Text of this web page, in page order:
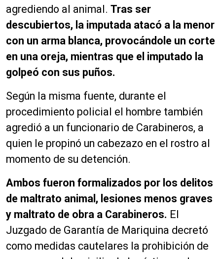
agrediendo al animal. Tras ser
descubiertos, la imputada atacó a la menor
con un arma blanca, provocándole un corte
en una oreja, mientras que el imputado la
golpeó con sus puños.
Según la misma fuente, durante el
procedimiento policial el hombre también
agredió a un funcionario de Carabineros, a
quien le propinó un cabezazo en el rostro al
momento de su detención.
Ambos fueron formalizados por los delitos
de maltrato animal, lesiones menos graves
y maltrato de obra a Carabineros. El
Juzgado de Garantía de Mariquina decretó
como medidas cautelares la prohibición de